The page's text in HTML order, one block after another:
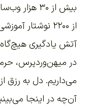
بیش از ۳۰
از ۲۲۰۰
نوشتار
آتش یادگیری
در میهن‌وردپرس،
می‌داریم. دل به رزق
آن‌چه در اینجا